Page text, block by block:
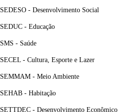
SEDESO - Desenvolvimento Social
SEDUC - Educação
SMS - Saúde
SECEL - Cultura, Esporte e Lazer
SEMMAM - Meio Ambiente
SEHAB - Habitação
SETTDEC - Desenvolvimento Econômico